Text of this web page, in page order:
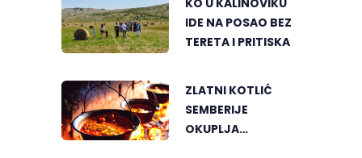
IDE NA POSAO BEZ
TERETA I PRITISKA
ZLATNI KOTLIĆ
SEMBERIJE
OKUPLJA